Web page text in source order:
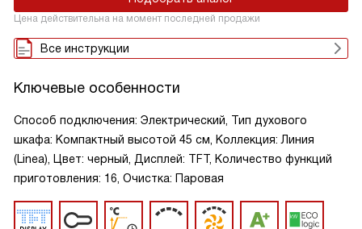
Цена действительна на момент последней продажи
Все инструкции
Ключевые особенности
Способ подключения: Электрический, Тип духового
шкафа: Компактный высотой 45 см, Коллекция: Линия
(Linea), Цвет: черный, Дисплей: TFT, Количество функций
приготовления: 16, Очистка: Паровая